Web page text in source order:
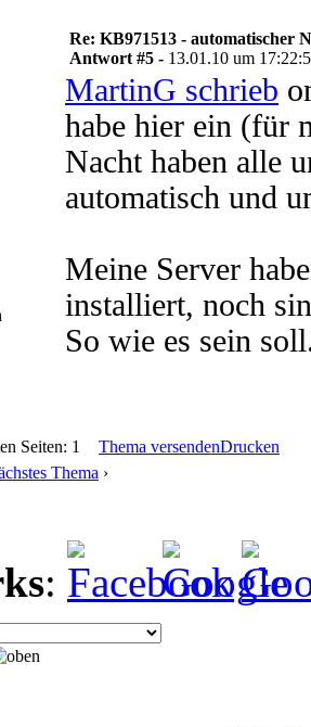
Re: KB971513 - automatischer
Antwort #5 - 13.01.10 um
MartinG schrieb
habe hier ein (für
Nacht haben alle
automatisch und
Meine Server
installiert, noch
So wie es sein
Seiten: 1 Thema versendenDrucken
Thema ›
: